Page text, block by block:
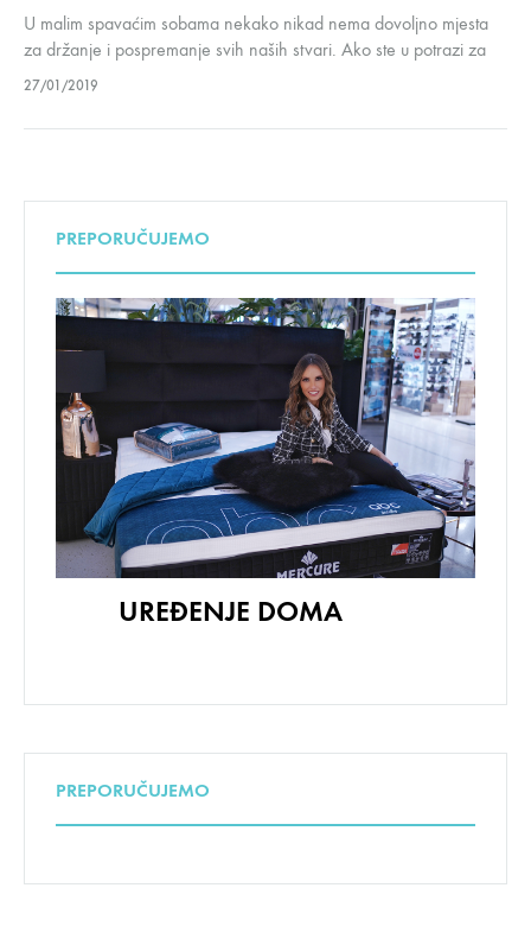
U malim spavaćim sobama nekako nikad nema dovoljno mjesta
za držanje i pospremanje svih naših stvari. Ako ste u potrazi za
najboljim naćinom da pospremite svu odjeću, cipele i nakit…
27/01/2019
PREPORUČUJEMO
UREĐENJE DOMA
PREPORUČUJEMO